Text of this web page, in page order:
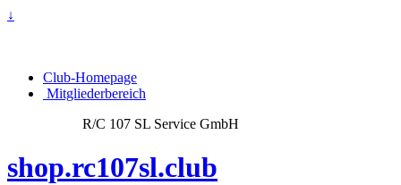
↓
Club-Homepage
Mitgliederbereich
R/C 107 SL Service GmbH
shop.rc107sl.club